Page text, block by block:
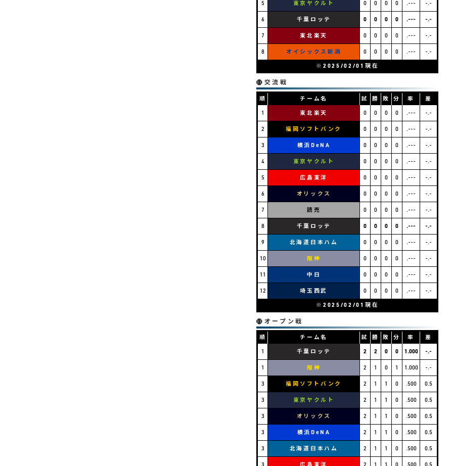
5 東京ヤクルト 0 0 0 0 .--- -.-
6 千葉ロッテ 0 0 0 0 .--- -.-
7 東北楽天 0 0 0 0 .--- -.-
8 オイシックス新潟 0 0 0 0 .--- -.-
※2025/02/01現在
交流戦
順 チーム名 試 勝 敗 分 率 差
1 東北楽天 0 0 0 0 .--- -.-
2 福岡ソフトバンク 0 0 0 0 .--- -.-
3 横浜DeNA 0 0 0 0 .--- -.-
4 東京ヤクルト 0 0 0 0 .--- -.-
5 広島東洋 0 0 0 0 .--- -.-
6 オリックス 0 0 0 0 .--- -.-
7 読売 0 0 0 0 .--- -.-
8 千葉ロッテ 0 0 0 0 .--- -.-
9 北海道日本ハム 0 0 0 0 .--- -.-
10 阪神 0 0 0 0 .--- -.-
11 中日 0 0 0 0 .--- -.-
12 埼玉西武 0 0 0 0 .--- -.-
※2025/02/01現在
オープン戦
順 チーム名 試 勝 敗 分 率 差
1 千葉ロッテ 2 2 0 0 1.000 -.-
1 阪神 2 1 0 1 1.000 -.-
3 福岡ソフトバンク 2 1 1 0 .500 0.5
3 東京ヤクルト 2 1 1 0 .500 0.5
3 オリックス 2 1 1 0 .500 0.5
3 横浜DeNA 2 1 1 0 .500 0.5
3 北海道日本ハム 2 1 1 0 .500 0.5
3 広島東洋 2 1 1 0 .500 0.5